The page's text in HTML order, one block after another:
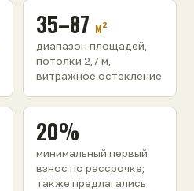
35–87 м²
диапазон площадей,
потолки 2,7 м,
витражное остекление
20%
минимальный первый
взнос по рассрочке;
также предлагались